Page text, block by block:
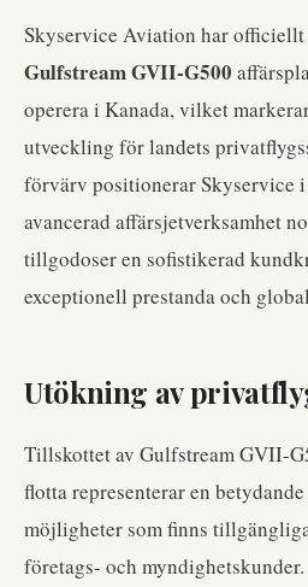
Skyservice Aviation har
Gulfstream GVII-G500
operera i Kanada, vilket
utveckling för landets
förvärv positionerar Skyservice
avancerad affärsjetverksamhet
tillgodoser en sofistikerad
exceptionell prestanda och
Utökning av
Tillskottet av Gulfstream GVII-
flotta representerar en
möjligheter som finns
företags- och